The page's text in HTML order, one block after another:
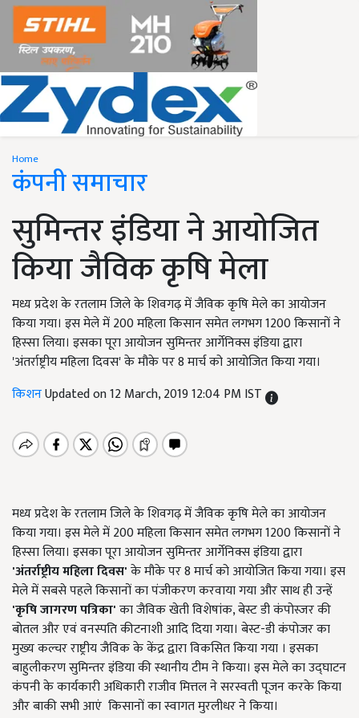
Home
कंपनी समाचार
सुमिन्तर इंडिया ने आयोजित
किया जैविक कृषि मेला
मध्य प्रदेश के रतलाम जिले के शिवगढ़ में जैविक कृषि मेले का आयोजन
किया गया। इस मेले में 200 महिला किसान समेत लगभग 1200 किसानों ने
हिस्सा लिया। इसका पूरा आयोजन सुमिन्तर आर्गेनिक्स इंडिया द्वारा
'अंतर्राष्ट्रीय महिला दिवस' के मौके पर 8 मार्च को आयोजित किया गया।
किशनUpdated on 12 March, 2019 12:04 PM IST
मध्य प्रदेश के रतलाम जिले के शिवगढ़ में जैविक कृषि मेले का आयोजन
किया गया। इस मेले में 200 महिला किसान समेत लगभग 1200 किसानों ने
हिस्सा लिया। इसका पूरा आयोजन सुमिन्तर आर्गेनिक्स इंडिया द्वारा
'अंतर्राष्ट्रीय महिला दिवस'के मौके पर 8 मार्च को आयोजित किया गया। इस
मेले में सबसे पहले किसानों का पंजीकरण करवाया गया और साथ ही उन्हें
'कृषि जागरण पत्रिका'का जैविक खेती विशेषांक, बेस्ट डी कंपोस्जर की
बोतल और एवं वनस्पति कीटनाशी आदि दिया गया। बेस्ट-डी कंपोजर का
मुख्य कल्चर राष्ट्रीय जैविक के केंद्र द्वारा विकसित किया गया । इसका
बाहुलीकरण सुमिन्तर इंडिया की स्थानीय टीम ने किया। इस मेले का उद्घाटन
कंपनी के कार्यकारी अधिकारी राजीव मित्तल ने सरस्वती पूजन करके किया
और बाकी सभी आएं किसानों का स्वागत मुरलीधर ने किया।